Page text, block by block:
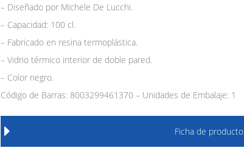
– Diseñado por Michele De Lucchi.
– Capacidad: 100 cl.
– Fabricado en resina termoplástica.
– Vidrio térmico interior de doble pared.
– Color negro.
Código de Barras: 8003299461370 – Unidades de Embalaje: 1
Ficha de producto